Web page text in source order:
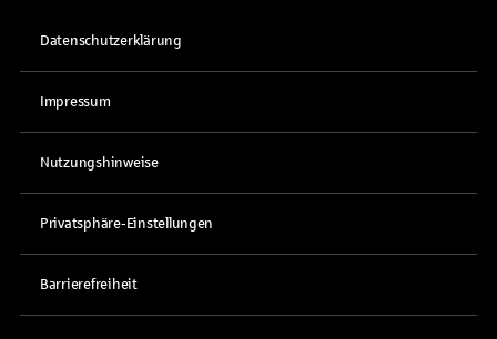
Datenschutzerklärung
Impressum
Nutzungshinweise
Privatsphäre-Einstellungen
Barrierefreiheit